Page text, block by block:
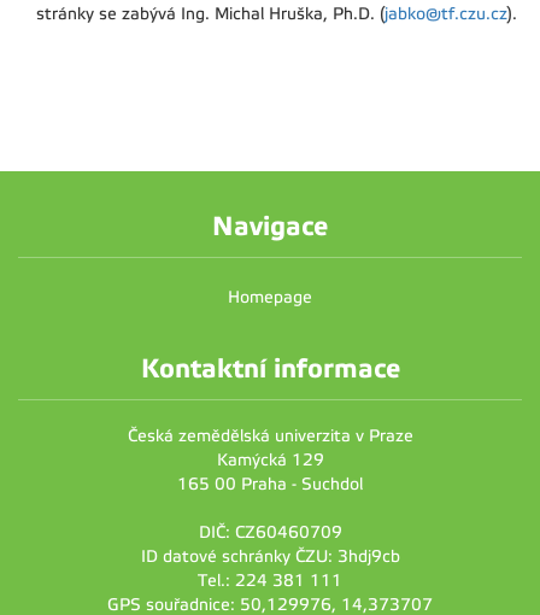
stránky se zabývá Ing. Michal Hruška, Ph.D. (jabko@tf.czu.cz).
Navigace
Homepage
Kontaktní informace
Česká zemědělská univerzita v Praze
Kamýcká 129
165 00 Praha - Suchdol
DIČ: CZ60460709
ID datové schránky ČZU: 3hdj9cb
Tel.: 224 381 111
GPS souřadnice: 50,129976, 14,373707